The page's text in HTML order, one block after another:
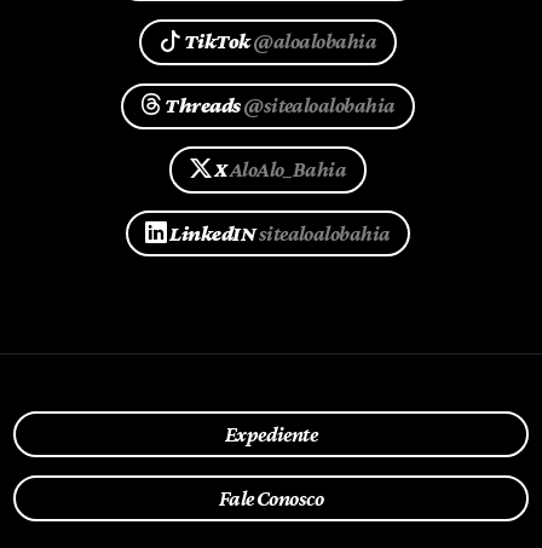
TikTok@aloalobahia
Threads@sitealoalobahia
XAloAlo_Bahia
LinkedINsitealoalobahia
Expediente
Fale Conosco